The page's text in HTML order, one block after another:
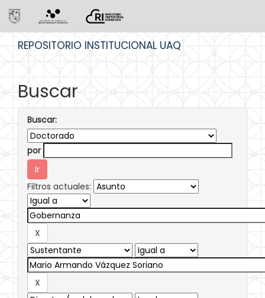
REPOSITORIO INSTITUCIONAL UAQ
Buscar
Buscar:
por
Filtros actuales: